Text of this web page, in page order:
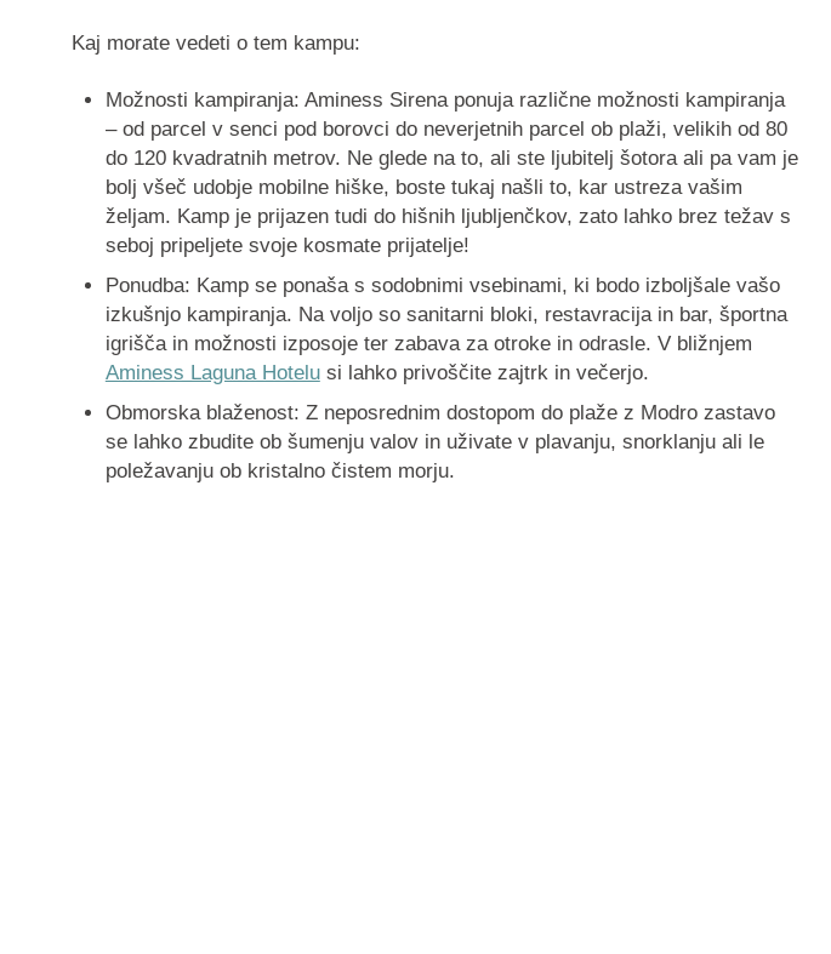
Kaj morate vedeti o tem kampu:
Možnosti kampiranja: Aminess Sirena ponuja različne možnosti kampiranja
– od parcel v senci pod borovci do neverjetnih parcel ob plaži, velikih od 80
do 120 kvadratnih metrov. Ne glede na to, ali ste ljubitelj šotora ali pa vam je
bolj všeč udobje mobilne hiške, boste tukaj našli to, kar ustreza vašim
željam. Kamp je prijazen tudi do hišnih ljubljenčkov, zato lahko brez težav s
seboj pripeljete svoje kosmate prijatelje!
Ponudba: Kamp se ponaša s sodobnimi vsebinami, ki bodo izboljšale vašo
izkušnjo kampiranja. Na voljo so sanitarni bloki, restavracija in bar, športna
igrišča in možnosti izposoje ter zabava za otroke in odrasle. V bližnjem
Aminess Laguna Hotelusi lahko privoščite zajtrk in večerjo.
Obmorska blaženost: Z neposrednim dostopom do plaže z Modro zastavo
se lahko zbudite ob šumenju valov in uživate v plavanju, snorklanju ali le
poležavanju ob kristalno čistem morju.